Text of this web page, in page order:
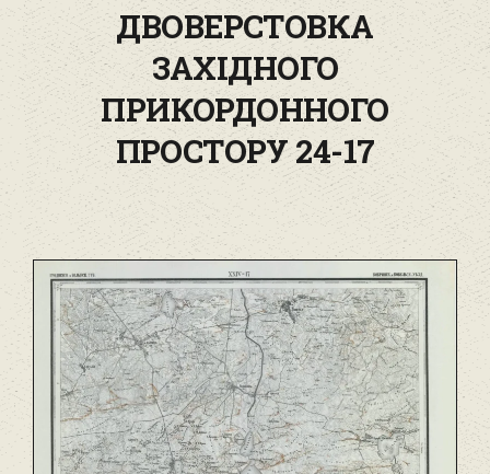
ДВОВЕРСТОВКА
ЗАХІДНОГО
ПРИКОРДОННОГО
ПРОСТОРУ 24-17